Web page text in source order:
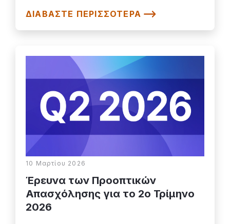
ΔΙΑΒΆΣΤΕ ΠΕΡΙΣΣΌΤΕΡΑ
10 Μαρτίου 2026
Έρευνα των Προοπτικών
Απασχόλησης για το 2o Τρίμηνο
2026